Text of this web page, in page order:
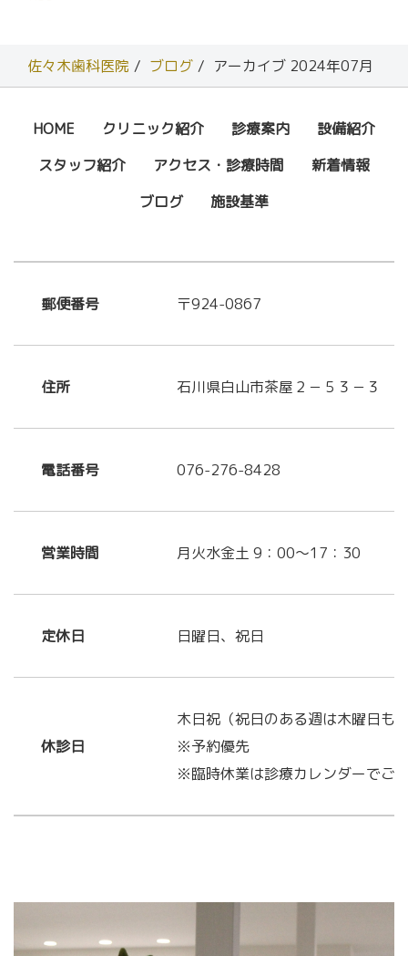
佐々木歯科医院 ブログ アーカイブ 2024年07月
HOME クリニック紹介 診療案内
設備紹介
スタッフ紹介
アクセス・診療時間
新着情報
ブログ
施設基準
郵便番号 〒924-0867
住所 石川県白山市茶屋２－５３－３
電話番号 076-276-8428
営業時間 月火水金土 9：00～17：30
定休日 日曜日、祝日
休診日
木日祝（祝日のある週は木曜日も
※予約優先
※臨時休業は診療カレンダーでご